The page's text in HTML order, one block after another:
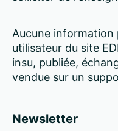
Aucune information
utilisateur du site
insu, publiée,
vendue sur un
Newsletter